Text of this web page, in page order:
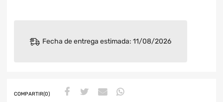
Fecha de entrega estimada: 11/08/2026
COMPARTIR(0)